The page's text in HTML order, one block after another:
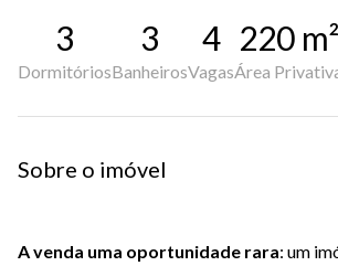
3
Dormitórios
3
Banheiros
4
Vagas
220 m²
Área
Sobre o imóvel
A venda uma oportunidade rara: um